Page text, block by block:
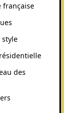
française
des